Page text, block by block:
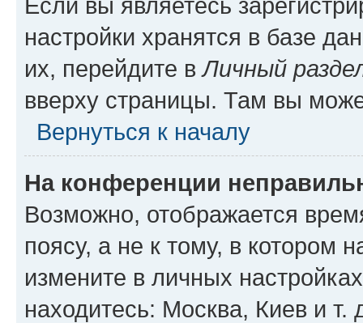
настройки хранятся в базе
их, перейдите вЛичный
вверху страницы. Там вы
Вернуться к началу
На конференции
Возможно, отображается
поясу, а не к тому, в котором
измените в личных
находитесь: Москва, Киев и т.